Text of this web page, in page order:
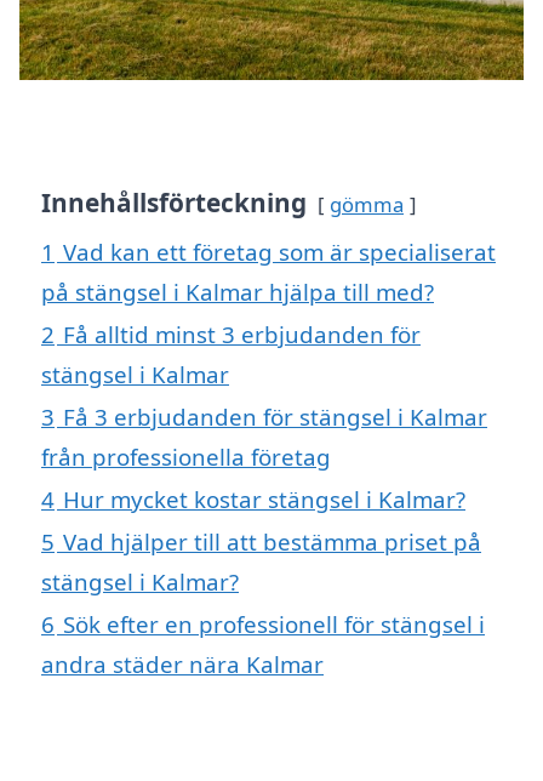
Innehållsförteckning gömma
1 Vad kan ett företag som är specialiserat
på stängsel i Kalmar hjälpa till med?
2 Få alltid minst 3 erbjudanden för
stängsel i Kalmar
3 Få 3 erbjudanden för stängsel i Kalmar
från professionella företag
4 Hur mycket kostar stängsel i Kalmar?
5 Vad hjälper till att bestämma priset på
stängsel i Kalmar?
6 Sök efter en professionell för stängsel i
andra städer nära Kalmar